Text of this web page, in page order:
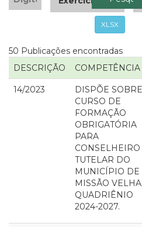
XLSX
50 Publicações encontradas
DESCRIÇÃO
COMPETÊNCIA
14/2023
DISPÕE
CURSO DE
FORMAÇÃO
OBRIGATÓRIA
PARA
CONSELHEIRO
TUTELAR DO
MUNICÍPIO DE
MISSÃO
QUADRIÊNIO
2024-2027.